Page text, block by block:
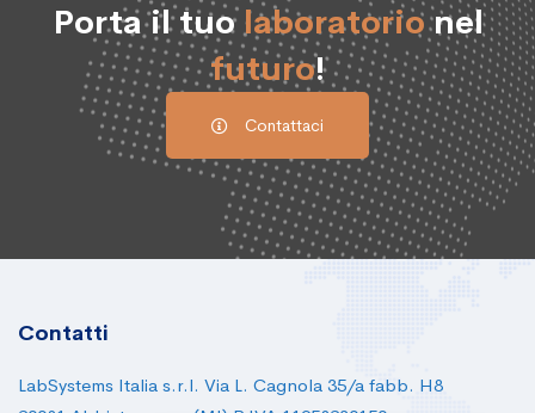
Porta il tuolaboratorionel
futuro!
Contattaci
Contatti
LabSystems Italia s.r.l. Via L. Cagnola 35/a fabb. H8